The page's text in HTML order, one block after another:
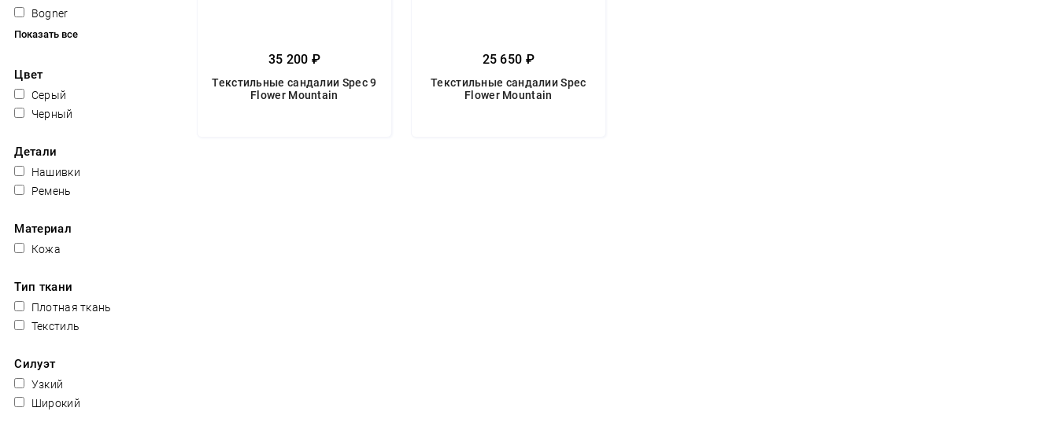
Bogner
Показать все
Цвет
Серый
Черный
Детали
Нашивки
Ремень
Материал
Кожа
Тип ткани
Плотная ткань
Текстиль
Силуэт
Узкий
Широкий
35 200 ₽
Текстильные сандалии Spec 9
Flower Mountain
25 650 ₽
Текстильные сандалии Spec
Flower Mountain